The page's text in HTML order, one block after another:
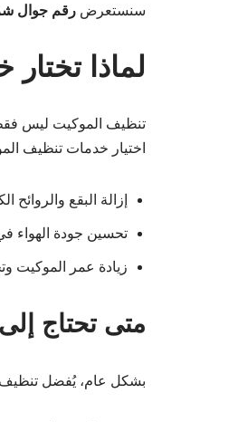
سنستعرض رقم جوال
لماذا
تنظيف الموكيت ليس فقط
اختيار خدمات تنظيف
إزالة البقع والروائح
تحسين جودة الهواء
زيادة عمر الموكيت
متى تحتاج
بشكل عام، يُفضل تنظيف الموكيت كل 6 إلى 12 شهرًا، ولكن في حالات معينة،